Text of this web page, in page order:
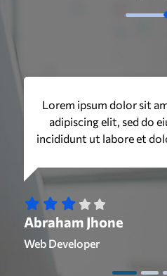
Lorem ipsum dolor sit
adipiscing elit, sed do
incididunt ut labore et
Abraham Jhone
Web Developer